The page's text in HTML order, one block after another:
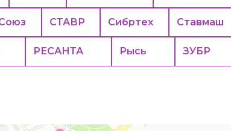
СТАВР Сибртех Ставмаш
РЕСАНТА Рысь ЗУБР